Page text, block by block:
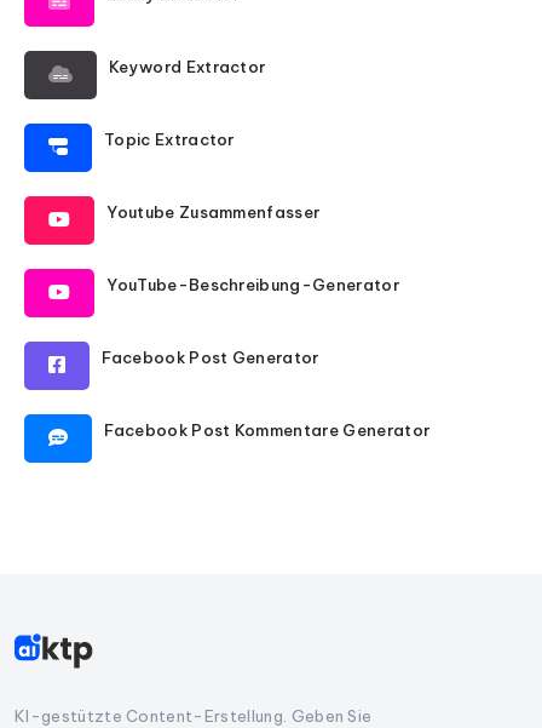
Keyword Extractor
Topic Extractor
Youtube Zusammenfasser
YouTube-Beschreibung-Generator
Facebook Post Generator
Facebook Post Kommentare Generator
KI-gestützte Content-Erstellung. Geben Sie